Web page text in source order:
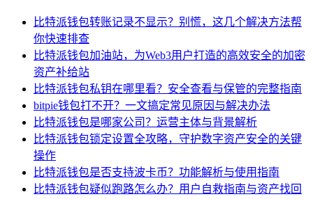
比特派钱包转账记录不显示？别慌，这几个解决方法帮
你快速排查
比特派钱包加油站，为Web3用户打造的高效安全的加密
资产补给站
比特派钱包私钥在哪里看？安全查看与保管的完整指南
bitpie钱包打不开？一文搞定常见原因与解决办法
比特派钱包是哪家公司？运营主体与背景解析
比特派钱包锁定设置全攻略，守护数字资产安全的关键
操作
比特派钱包是否支持波卡币？功能解析与使用指南
比特派钱包疑似跑路怎么办？用户自救指南与资产找回